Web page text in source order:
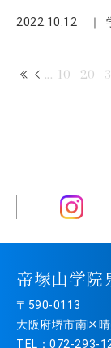
2022.10.12
... 10 20
帝塚山学院
〒590-0113
大阪府堺市南区
TEL：072-293-